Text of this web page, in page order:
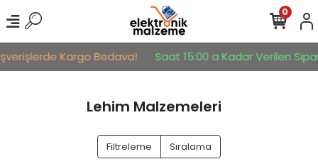
Kargo Bedava! Saat 15:00 a Kadar Verilen
0
Lehim Malzemeleri
Filtreleme Sıralama